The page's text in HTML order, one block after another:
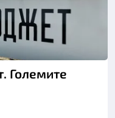
Големите